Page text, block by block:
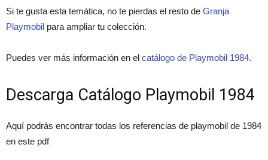
Si te gusta esta temática, no te pierdas el resto de Granja
Playmobil para ampliar tu colección.
Puedes ver más información en el catálogo de Playmobil 1984.
Descarga Catálogo Playmobil 1984
Aquí podrás encontrar todas los referencias de playmobil de 1984
en este pdf